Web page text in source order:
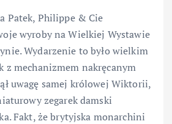
Patek, Philippe & Cie
wyroby na Wielkiej Wystawie
Wydarzenie to było wielkim
z mechanizmem nakręcanym
uwagę samej królowej Wiktorii,
zegarek damski
Fakt, że brytyjska monarchini